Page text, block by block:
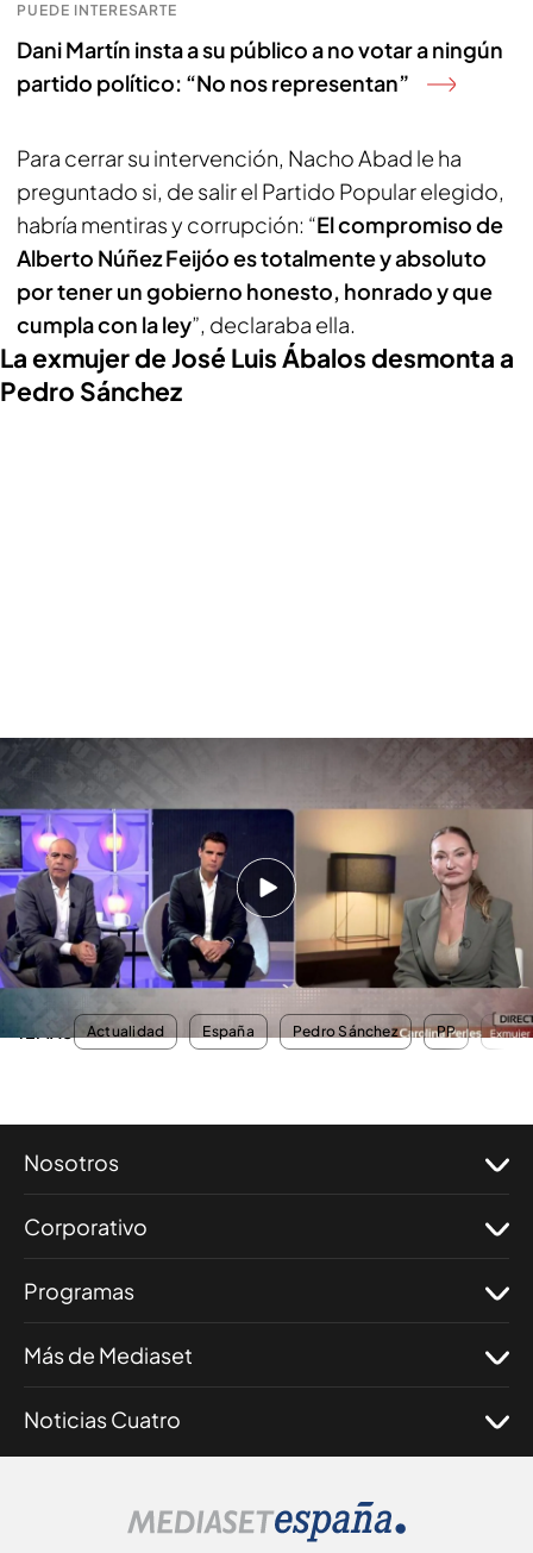
PUEDE INTERESARTE
Dani Martín insta a su público a no votar a ningún
partido político: “No nos representan”
Para cerrar su intervención, Nacho Abad le ha
preguntado si, de salir el Partido Popular elegido,
habría mentiras y corrupción: “El compromiso de
Alberto Núñez Feijóo es totalmente y absoluto
por tener un gobierno honesto, honrado y que
cumpla con la ley”, declaraba ella.
La exmujer de José Luis Ábalos desmonta a
Pedro Sánchez
La exmujer de Ábalos demuestra por qué Pedro Sánchez "miente" al decir
que el exministro era un "gran desconocido" para él: "Durmió en mi casa"
Carolina Perlés intervino en directo esta pasada
noche en el programa 'Código 10' ydesmontó la
versión de Pedro Sánchez . Asegurando que sí
tenía relación personal con José Luis Ábalos y que
llegó a dormir en su casa.
TEMAS Actualidad España Pedro Sánchez PP
Nosotros
Corporativo
Programas
Más de Mediaset
Noticias Cuatro